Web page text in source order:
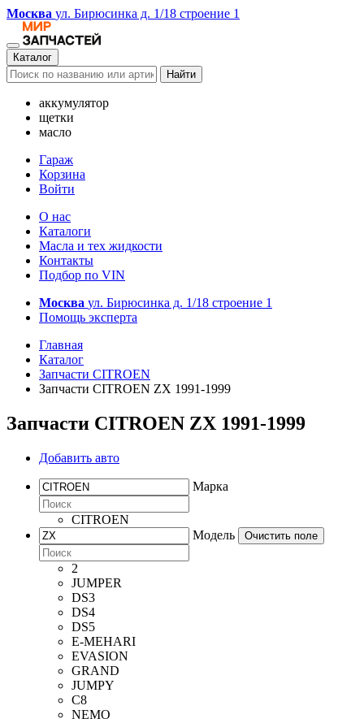
Москва ул. Бирюсинка д. 1/18 строение 1
Каталог
Найти
аккумулятор
щетки
масло
Гараж
Корзина
Войти
О нас
Каталоги
Масла и тех жидкости
Контакты
Подбор по VIN
Москва ул. Бирюсинка д. 1/18 строение 1
Помощь эксперта
Главная
Каталог
Запчасти CITROEN
Запчасти CITROEN ZX 1991-1999
Запчасти CITROEN ZX 1991-1999
Добавить авто
Марка
CITROEN
Модель
Очистить поле
2
JUMPER
DS3
DS4
DS5
E-MEHARI
EVASION
GRAND
JUMPY
C8
NEMO